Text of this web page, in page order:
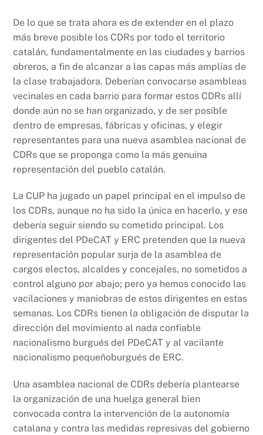
De lo que se trata ahora es de extender en el plazo
más breve posible los CDRs por todo el territorio
catalán, fundamentalmente en las ciudades y barrios
obreros, a fin de alcanzar a las capas más amplias de
la clase trabajadora. Deberían convocarse asambleas
vecinales en cada barrio para formar estos CDRs allí
donde aún no se han organizado, y de ser posible
dentro de empresas, fábricas y oficinas, y elegir
representantes para una nueva asamblea nacional de
CDRs que se proponga como la más genuina
representación del pueblo catalán.
La CUP ha jugado un papel principal en el impulso de
los CDRs, aunque no ha sido la única en hacerlo, y ese
debería seguir siendo su cometido principal. Los
dirigentes del PDeCAT y ERC pretenden que la nueva
representación popular surja de la asamblea de
cargos electos, alcaldes y concejales, no sometidos a
control alguno por abajo; pero ya hemos conocido las
vacilaciones y maniobras de estos dirigentes en estas
semanas. Los CDRs tienen la obligación de disputar la
dirección del movimiento al nada confiable
nacionalismo burgués del PDeCAT y al vacilante
nacionalismo pequeñoburgués de ERC.
Una asamblea nacional de CDRs debería plantearse
la organización de una huelga general bien
convocada contra la intervención de la autonomía
catalana y contra las medidas represivas del gobierno